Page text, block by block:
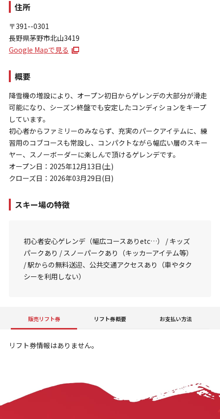
お問い合わせ
特定商取引法に基づく表示
住所
〒391--0301
長野県茅野市北山3419
Google Mapで見る
概要
降雪機の増設により、オープン初日からゲレンデの大部分が滑走
可能になり、シーズン終盤でも安定したコンディションをキープ
しています。
初心者からファミリーのみならず、充実のパークアイテムに、練
習用のコブコースも常設し、コンパクトながら幅広い層のスキー
ヤー、スノーボーダーに楽しんで頂けるゲレンデです。
オープン日：2025年12月13日(土)
クローズ日：2026年03月29日(日)
スキー場の特徴
初心者安心ゲレンデ（幅広コースありetc…） / キッズ
パークあり / スノーパークあり（キッカーアイテム等）
/ 駅からの無料送迎、公共交通アクセスあり（車やタク
シーを利用しない）
販売リフト券 リフト券概要 お支払い方法
リフト券情報はありません。